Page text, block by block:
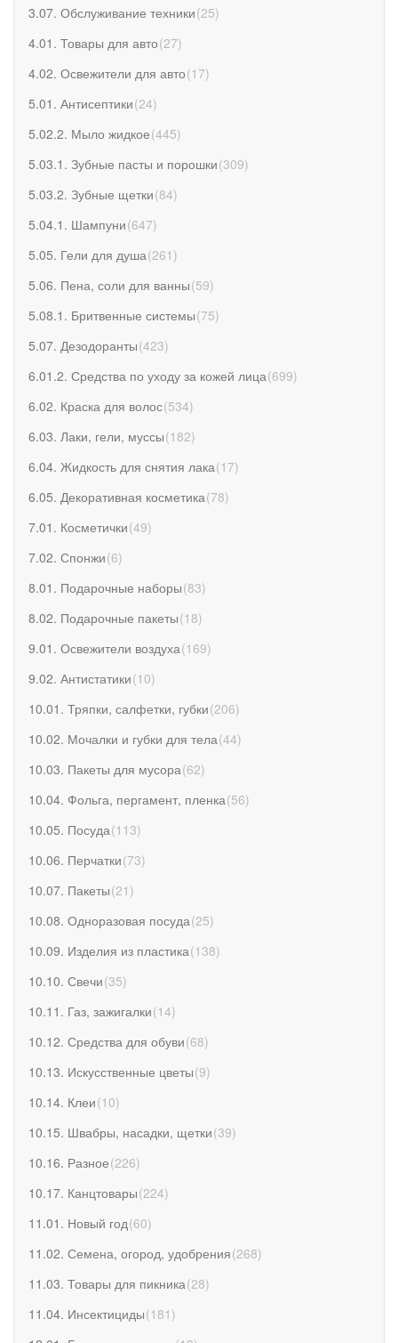
3.07. Обслуживание техники(25)
4.01. Товары для авто(27)
4.02. Освежители для авто(17)
5.01. Антисептики(24)
5.02.2. Мыло жидкое(445)
5.03.1. Зубные пасты и порошки(309)
5.03.2. Зубные щетки(84)
5.04.1. Шампуни(647)
5.05. Гели для душа(261 )
5.06. Пена, соли для ванны(59)
5.08.1. Бритвенные системы(75)
5.07. Дезодоранты(423)
6.01.2. Средства по уходу за кожей лица(699)
6.02. Краска для волос(534)
6.03. Лаки, гели, муссы(182)
6.04. Жидкость для снятия лака(17)
6.05. Декоративная косметика(78)
7.01. Косметички(49)
7.02. Спонжи(6)
8.01. Подарочные наборы(83)
8.02. Подарочные пакеты(18)
9.01. Освежители воздуха(169)
9.02. Антистатики(10)
10.01. Тряпки, салфетки, губки(206)
10.02. Мочалки и губки для тела(44)
10.03. Пакеты для мусора(62)
10.04. Фольга, пергамент, пленка(56)
10.05. Посуда(113)
10.06. Перчатки(73)
10.07. Пакеты(21 )
10.08. Одноразовая посуда(25)
10.09. Изделия из пластика(138)
10.10. Свечи(35)
10.11. Газ, зажигалки(14)
10.12. Средства для обуви(68)
10.13. Искусственные цветы(9)
10.14. Клеи(10)
10.15. Швабры, насадки, щетки(39)
10.16. Разное(226)
10.17. Канцтовары(224)
11.01. Новый год(60)
11.02. Семена, огород, удобрения(268)
11.03. Товары для пикника(28)
11.04. Инсектициды(181 )